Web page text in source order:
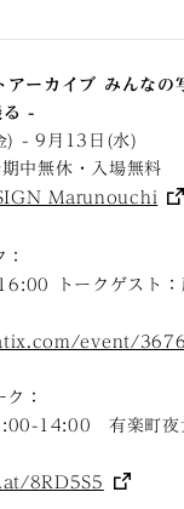
アーカイブ みんな
る -
) - 9月13日(水)
無休・入場無料
Marunouchi
トークゲスト：
event/
：
14:00 有楽町夜
8RD5S5